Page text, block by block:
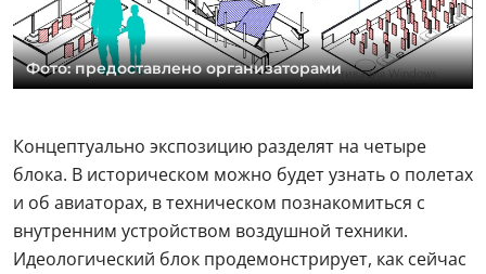
Фото: предоставлено организаторами
Концептуально экспозицию разделят на четыре
блока. В историческом можно будет узнать о полетах
и об авиаторах, в техническом познакомиться с
внутренним устройством воздушной техники.
Идеологический блок продемонстрирует, как сейчас